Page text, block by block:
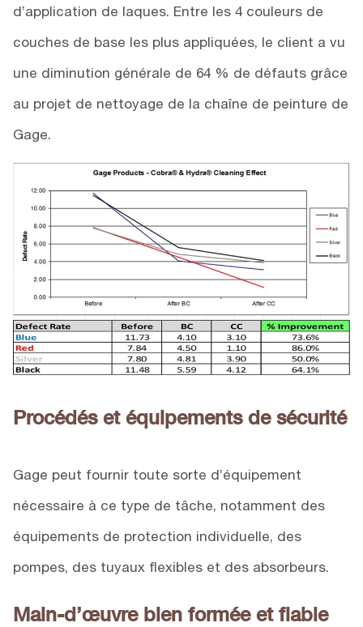
d’application de laques. Entre les 4 couleurs de
couches de base les plus appliquées, le client a vu
une diminution générale de 64 % de défauts grâce
au projet de nettoyage de la chaîne de peinture de
Gage.
Procédés et équipements de sécurité
Gage peut fournir toute sorte d’équipement
nécessaire à ce type de tâche, notamment des
équipements de protection individuelle, des
pompes, des tuyaux flexibles et des absorbeurs.
Main-d’œuvre bien formée et fiable